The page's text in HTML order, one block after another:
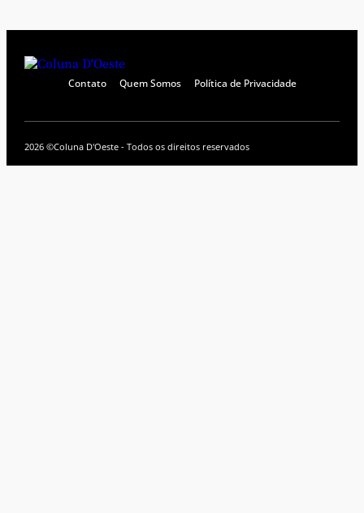
Contato Quem Somos Política de Privacidade
2026 ©Coluna D'Oeste - Todos os direitos reservados